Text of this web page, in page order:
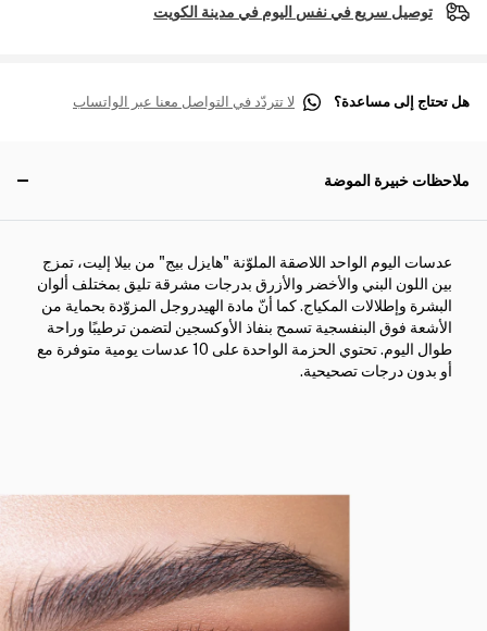
توصيل سريع في نفس اليوم في مدينة الكويت
هل تحتاج إلى مساعدة؟ لا تتردّد في التواصل معنا عبر الواتساب
ملاحظات خبيرة الموضة
عدسات اليوم الواحد اللاصقة الملوّنة "هايزل بيج" من بيلا إليت، تمزج
بين اللون البني والأخضر والأزرق بدرجات مشرقة تليق بمختلف ألوان
البشرة وإطلالات المكياج. كما أنّ مادة الهيدروجل المزوّدة بحماية من
الأشعة فوق البنفسجية تسمح بنفاذ الأوكسجين لتضمن ترطيبًا وراحة
طوال اليوم. تحتوي الحزمة الواحدة على 10 عدسات يومية متوفرة مع
أو بدون درجات تصحيحية.